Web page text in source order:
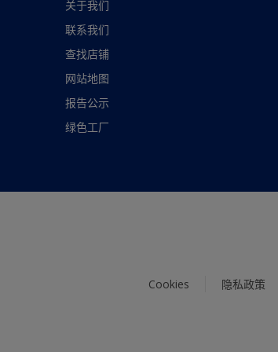
关于我们
联系我们
查找店铺
网站地图
报告公示
绿色工厂
Cookies 隐私政策